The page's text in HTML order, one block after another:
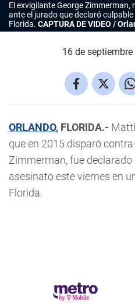
El exvigilante George
ante el jurado que declaró
Florida. CAPTURA DE VIDEO /
16 de
ORLANDO, FLORIDA.-
que en 2015 disparó
Zimmerman, fue
asesinato este viernes en
Florida.